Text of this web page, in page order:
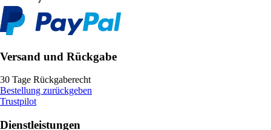
Versand und Rückgabe
30 Tage Rückgaberecht
Bestellung zurückgeben
Trustpilot
Dienstleistungen